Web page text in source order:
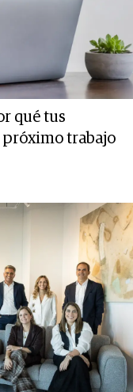
qué tus
próximo trabajo